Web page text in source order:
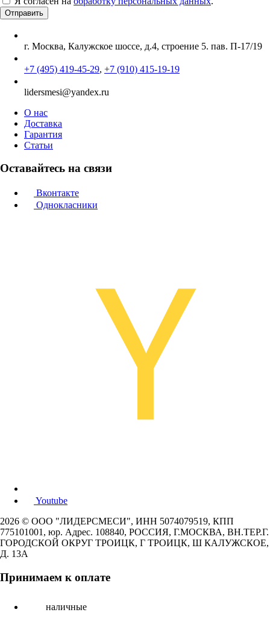
г. Москва, Калужское шоссе, д.4, строение 5. пав. П-17/19
+7 (495) 419-45-29, +7 (910) 415-19-19
lidersmesi@yandex.ru
О нас
Доставка
Гарантия
Статьи
Оставайтесь на связи
Вконтакте
Однокласники
Youtube
2026 © ООО "ЛИДЕРСМЕСИ", ИНН 5074079519, КПП
775101001, юр. Адрес. 108840, РОССИЯ, Г.МОСКВА, ВН.ТЕР.Г.
ГОРОДСКОЙ ОКРУГ ТРОИЦК, Г ТРОИЦК, Ш КАЛУЖСКОЕ,
Д. 13А
Принимаем к оплате
наличные